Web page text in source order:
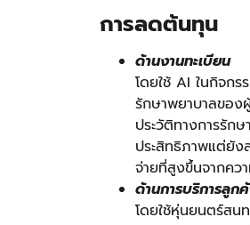
การลดต้นทุน
ด้านงานทะเบียน
โดยใช้ AI ในกิจกร
รักษาพยาบาลของ
ประวัติทางการรัก
ประสิทธิภาพแต่ยัง
จ่ายที่สูงขึ้นจากคว
ด้านการบริการลูก
โดยใช้หุ่นยนตร์สน